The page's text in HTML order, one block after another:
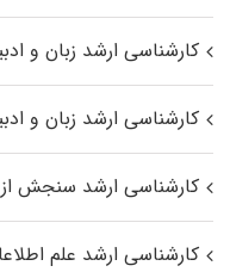
کارشناسی ارشد زبان و
کارشناسی ارشد زبان و
کارشناسی ارشد سنجش
کارشناسی ارشد علم